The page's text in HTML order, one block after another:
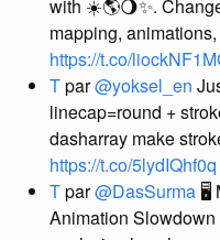
with ☀️🌎🌖✨.
mapping,
https://t.co/
Tpar@yoksel_en
linecap=round +
dasharray make
https://t.co/5lydIQhf0q
Tpar@DasSurma 🖥
Animation